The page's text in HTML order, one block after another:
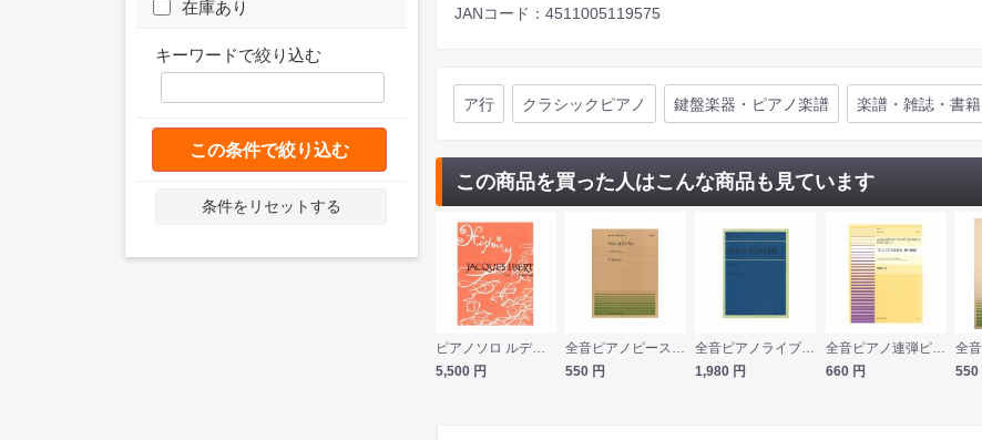
在庫あり
キーワードで絞り込む
この条件で絞り込む
条件をリセットする
JANコード：4511005119575
ア行 クラシックピアノ 鍵盤楽器・ピアノ楽譜 楽譜・雑誌・書籍
この商品を買った人はこんな商品も見ています
ピアノソロ ルデュック社ライセンス版 ジャック・イベール「物語」全曲版 ヤマハミュージックメディア
5,500 円
全音ピアノピース PP-215 アルベニス マラゲーニャ 全音楽譜出版社
550 円
全音ピアノライブラリー 伊福部昭 ピアノ組曲 全音楽譜出版社
1,980 円
全音ピアノ連弾ピース 青島広志 オリンポスは笑う 第2組曲 PDP-055 全音楽譜出版社
660 円
550